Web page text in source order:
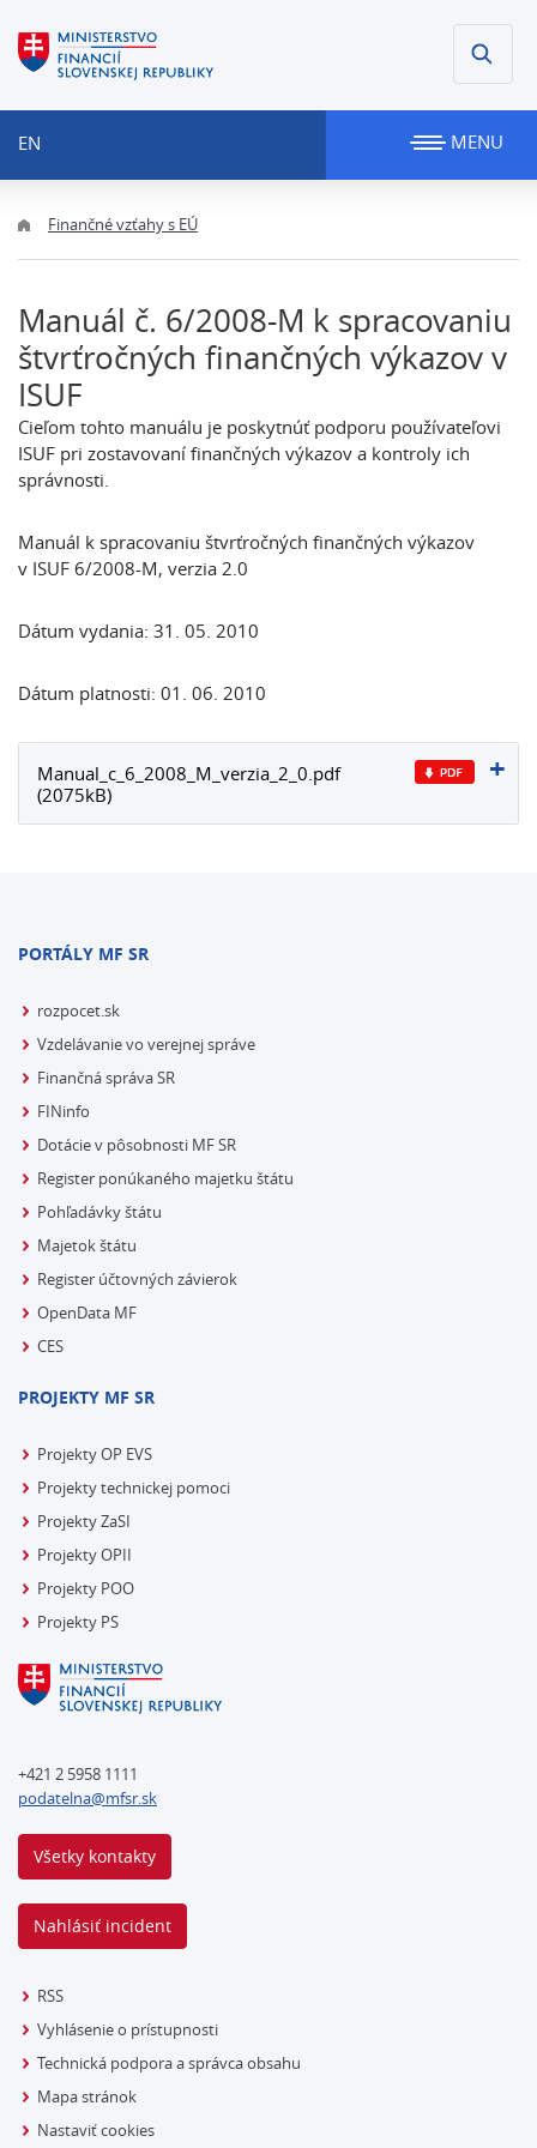
EN MENU
Finančné vzťahy s EÚ
Manuál č. 6/2008-M k spracovaniu
štvrťročných finančných výkazov v
ISUF
Cieľom tohto manuálu je poskytnúť podporu používateľovi
ISUF pri zostavovaní finančných výkazov a kontroly ich
správnosti.
Manuál k spracovaniu štvrťročných finančných výkazov
v ISUF 6/2008-M, verzia 2.0
Dátum vydania: 31. 05. 2010
Dátum platnosti: 01. 06. 2010
Manual_c_6_2008_M_verzia_2_0.pdf
(2075kB)
PORTÁLY MF SR
rozpocet.sk
Vzdelávanie vo verejnej správe
Finančná správa SR
FINinfo
Dotácie v pôsobnosti MF SR
Register ponúkaného majetku štátu
Pohľadávky štátu
Majetok štátu
Register účtovných závierok
OpenData MF
CES
PROJEKTY MF SR
Projekty OP EVS
Projekty technickej pomoci
Projekty ZaSI
Projekty OPII
Projekty POO
Projekty PS
+421 2 5958 1111
podatelna@mfsr.sk
Všetky kontakty
Nahlásiť incident
RSS
Vyhlásenie o prístupnosti
Technická podpora a správca obsahu
Mapa stránok
Nastaviť cookies